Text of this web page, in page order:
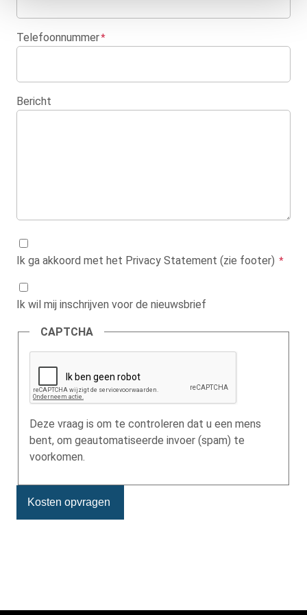
Telefoonnummer
Bericht
Ik ga akkoord met het Privacy Statement (zie footer)
Ik wil mij inschrijven voor de nieuwsbrief
CAPTCHA
Deze vraag is om te controleren dat u een mens
bent, om geautomatiseerde invoer (spam) te
voorkomen.